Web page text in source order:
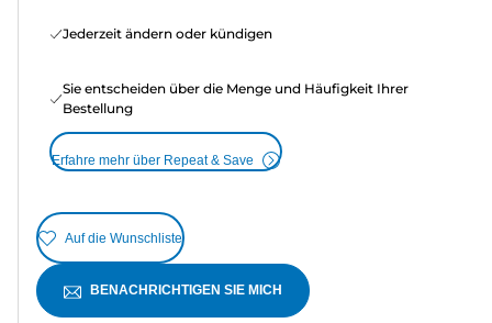
Jederzeit ändern oder kündigen
Sie entscheiden über die Menge und Häufigkeit Ihrer
Bestellung
Erfahre mehr über Repeat & Save
Auf die Wunschliste
BENACHRICHTIGEN SIE MICH